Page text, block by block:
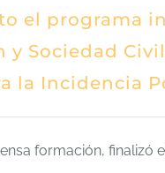
el programa
y Sociedad
la Incidencia
formación, finalizó